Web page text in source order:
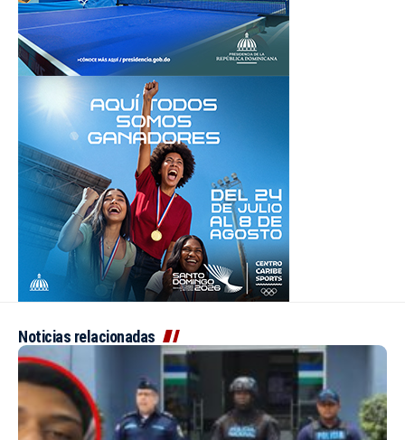
Noticias relacionadas